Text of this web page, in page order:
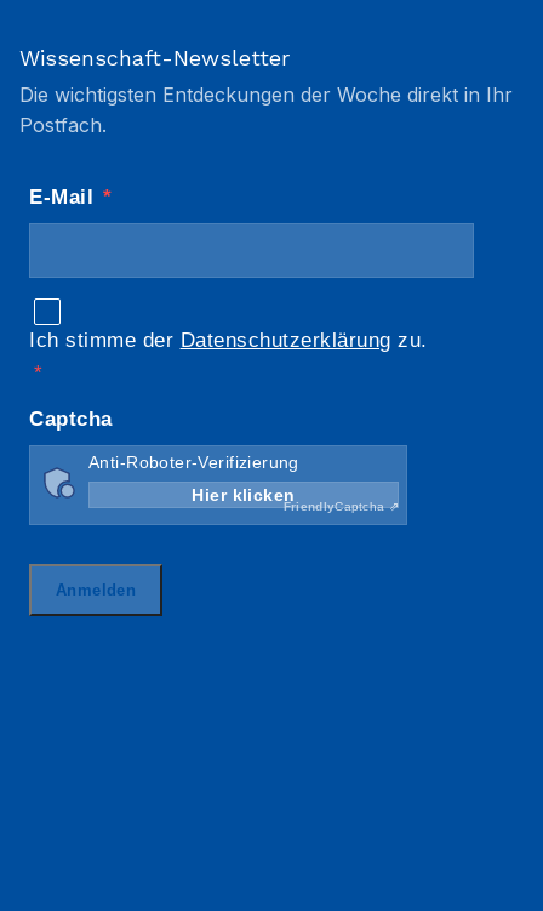
Wissenschaft-Newsletter
Die wichtigsten Entdeckungen der Woche direkt in Ihr
Postfach.